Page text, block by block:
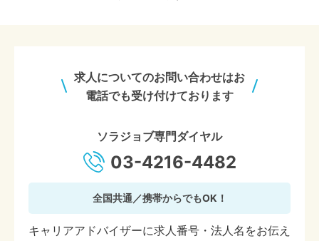
求人についてのお問い合わせはお
電話でも受け付けております
ソラジョブ専門ダイヤル
03-4216-4482
全国共通／携帯からでもOK！
キャリアアドバイザーに求人番号・法人名をお伝え